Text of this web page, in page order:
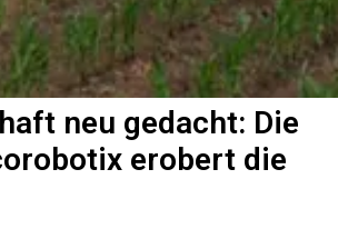
neu gedacht: Die
erobert die